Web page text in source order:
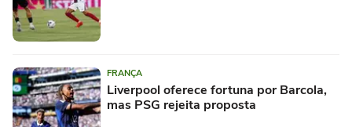
FRANÇA
Liverpool oferece fortuna por Barcola,
mas PSG rejeita proposta